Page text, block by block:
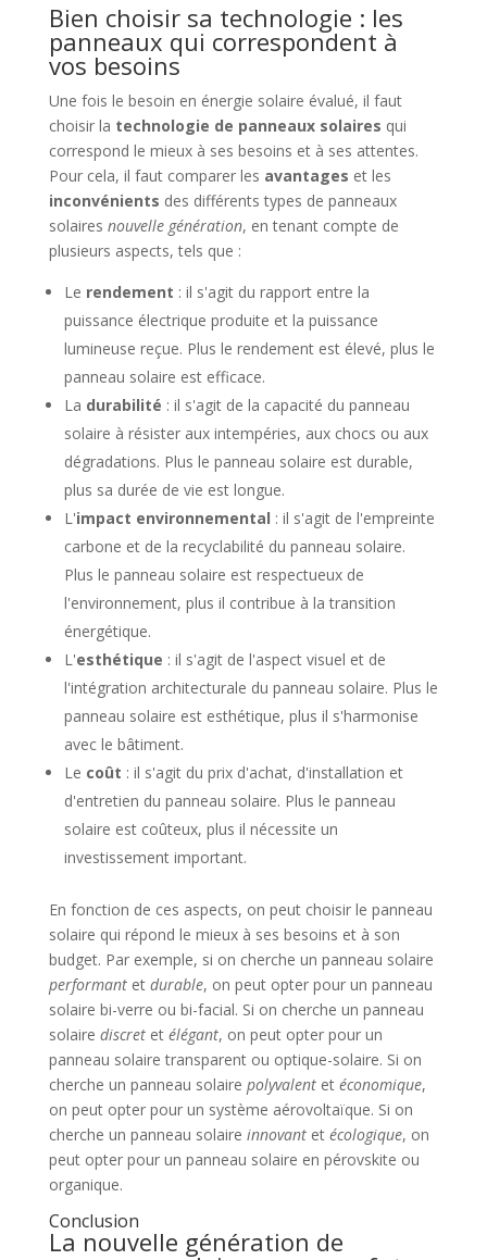
Bien choisir sa technologie : les
panneaux qui correspondent à
vos besoins
Une fois le besoin en énergie solaire évalué, il faut
choisir la technologie de panneaux solaires qui
correspond le mieux à ses besoins et à ses attentes.
Pour cela, il faut comparer les avantages et les
inconvénients des différents types de panneaux
solaires nouvelle génération, en tenant compte de
plusieurs aspects, tels que :
Le rendement : il s'agit du rapport entre la
puissance électrique produite et la puissance
lumineuse reçue. Plus le rendement est élevé, plus le
panneau solaire est efficace.
La durabilité : il s'agit de la capacité du panneau
solaire à résister aux intempéries, aux chocs ou aux
dégradations. Plus le panneau solaire est durable,
plus sa durée de vie est longue.
L'impact environnemental : il s'agit de l'empreinte
carbone et de la recyclabilité du panneau solaire.
Plus le panneau solaire est respectueux de
l'environnement, plus il contribue à la transition
énergétique.
L'esthétique : il s'agit de l'aspect visuel et de
l'intégration architecturale du panneau solaire. Plus le
panneau solaire est esthétique, plus il s'harmonise
avec le bâtiment.
Le coût : il s'agit du prix d'achat, d'installation et
d'entretien du panneau solaire. Plus le panneau
solaire est coûteux, plus il nécessite un
investissement important.
En fonction de ces aspects, on peut choisir le panneau
solaire qui répond le mieux à ses besoins et à son
budget. Par exemple, si on cherche un panneau solaire
performantet durable, on peut opter pour un panneau
solaire bi-verre ou bi-facial. Si on cherche un panneau
solaire discretet élégant, on peut opter pour un
panneau solaire transparent ou optique-solaire. Si on
cherche un panneau solaire polyvalentet économique,
on peut opter pour un système aérovoltaïque. Si on
cherche un panneau solaire innovantet écologique, on
peut opter pour un panneau solaire en pérovskite ou
organique.
Conclusion
La nouvelle génération de